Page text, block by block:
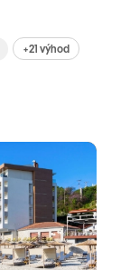
+21 výhod